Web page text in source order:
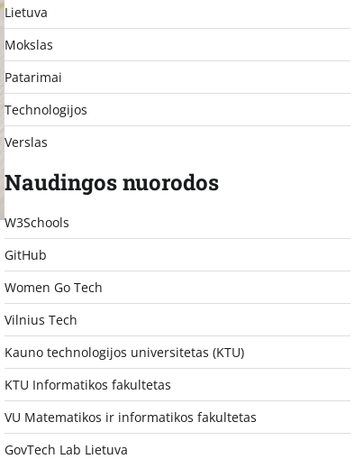
Lietuva
Mokslas
Patarimai
Technologijos
Verslas
Naudingos nuorodos
W3Schools
GitHub
Women Go Tech
Vilnius Tech
Kauno technologijos universitetas (KTU)
KTU Informatikos fakultetas
VU Matematikos ir informatikos fakultetas
GovTech Lab Lietuva